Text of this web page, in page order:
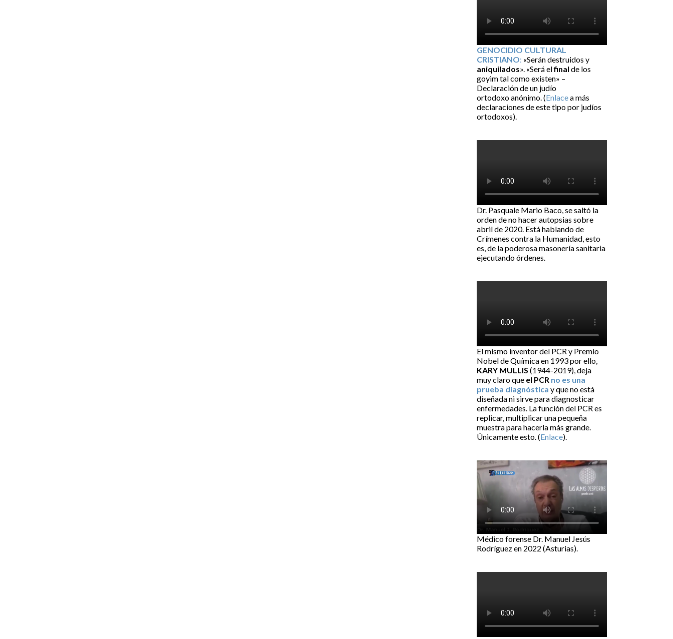
GENOCIDIO CULTURAL
CRISTIANO: «Serán destruidos y
aniquilados». «Será elfinal de los
goyim tal como existen» –
Declaración de un judío
ortodoxo anónimo. (Enlacea más
declaraciones de este tipo por judíos
ortodoxos).
Dr. Pasquale Mario Baco, se saltó la
orden de no hacer autopsias sobre
abril de 2020. Está hablando de
Crímenes contra la Humanidad, esto
es, de la poderosa masonería sanitaria
ejecutando órdenes.
El mismo inventor del PCR y Premio
Nobel de Química en 1993 por ello,
KARY MULLIS (1944-2019), deja
muy claro que el PCR no es una
prueba diagnóstica y que no está
diseñada ni sirve para diagnosticar
enfermedades. La función del PCR es
replicar, multiplicar una pequeña
muestra para hacerla más grande.
Únicamente esto. (Enlace).
Médico forense Dr. Manuel Jesús
Rodríguez en 2022 (Asturias).